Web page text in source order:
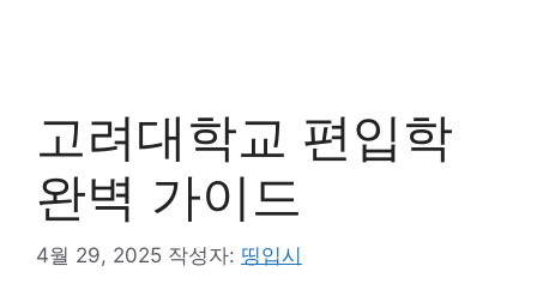
고려대학교 편입학
완벽 가이드
4월 29, 2025 작성자: 띵입시